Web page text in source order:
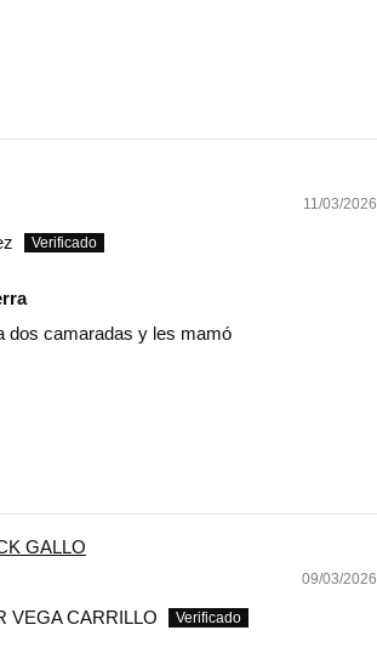
11/03/2026
dos camaradas y les mamó
GALLO
09/03/2026
VEGA CARRILLO